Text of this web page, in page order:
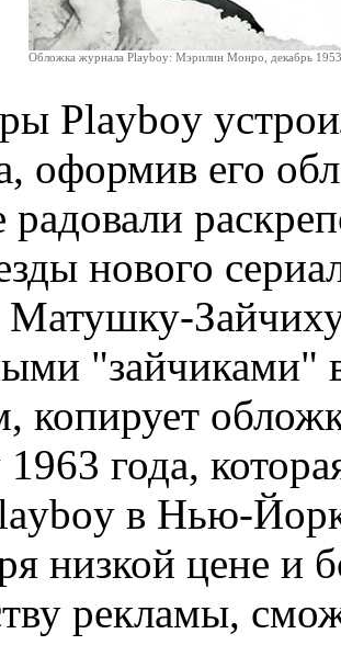
Обложка журнала Playboy: Мэрилин Монро, декабрь 1953
Playboy
оформив его
радовали
нового
Матушку-
"зайчиками"
копирует
года,
в Нью-
низкой цене
рекламы,